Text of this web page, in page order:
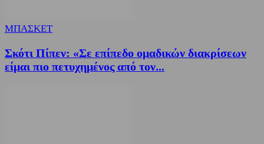
ΜΠΑΣΚΕΤ
Σκότι Πίπεν: «Σε επίπεδο ομαδικών διακρίσεων
είμαι πιο πετυχημένος από τον...